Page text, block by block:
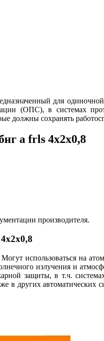
для
(ОПС), в системах
должны сохранять
а frls 4х2х0,8
производителя.
использоваться на
излучения и
защиты, в т.ч.
других автоматических